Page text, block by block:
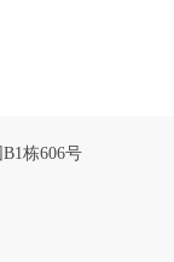
栋606号